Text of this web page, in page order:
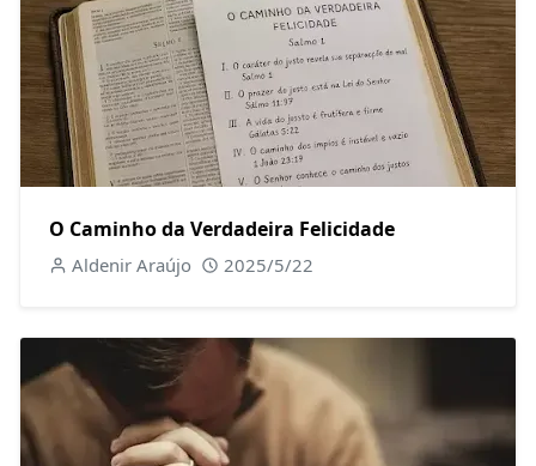
O Caminho da Verdadeira Felicidade
Aldenir Araújo 2025/5/22